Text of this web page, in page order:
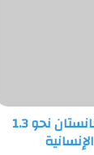
إعلام أفغاني: روسيا تسلم أفغانستان نحو 1.3